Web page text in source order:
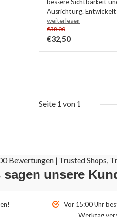
bessere Sichtbarkeit
Ausrichtung.
weiterlesen
€38,00
€32,50
Seite 1 von 1
Bewertungen | Trusted Shops,
unsere
Vor 15:00 Uhr
Werktag